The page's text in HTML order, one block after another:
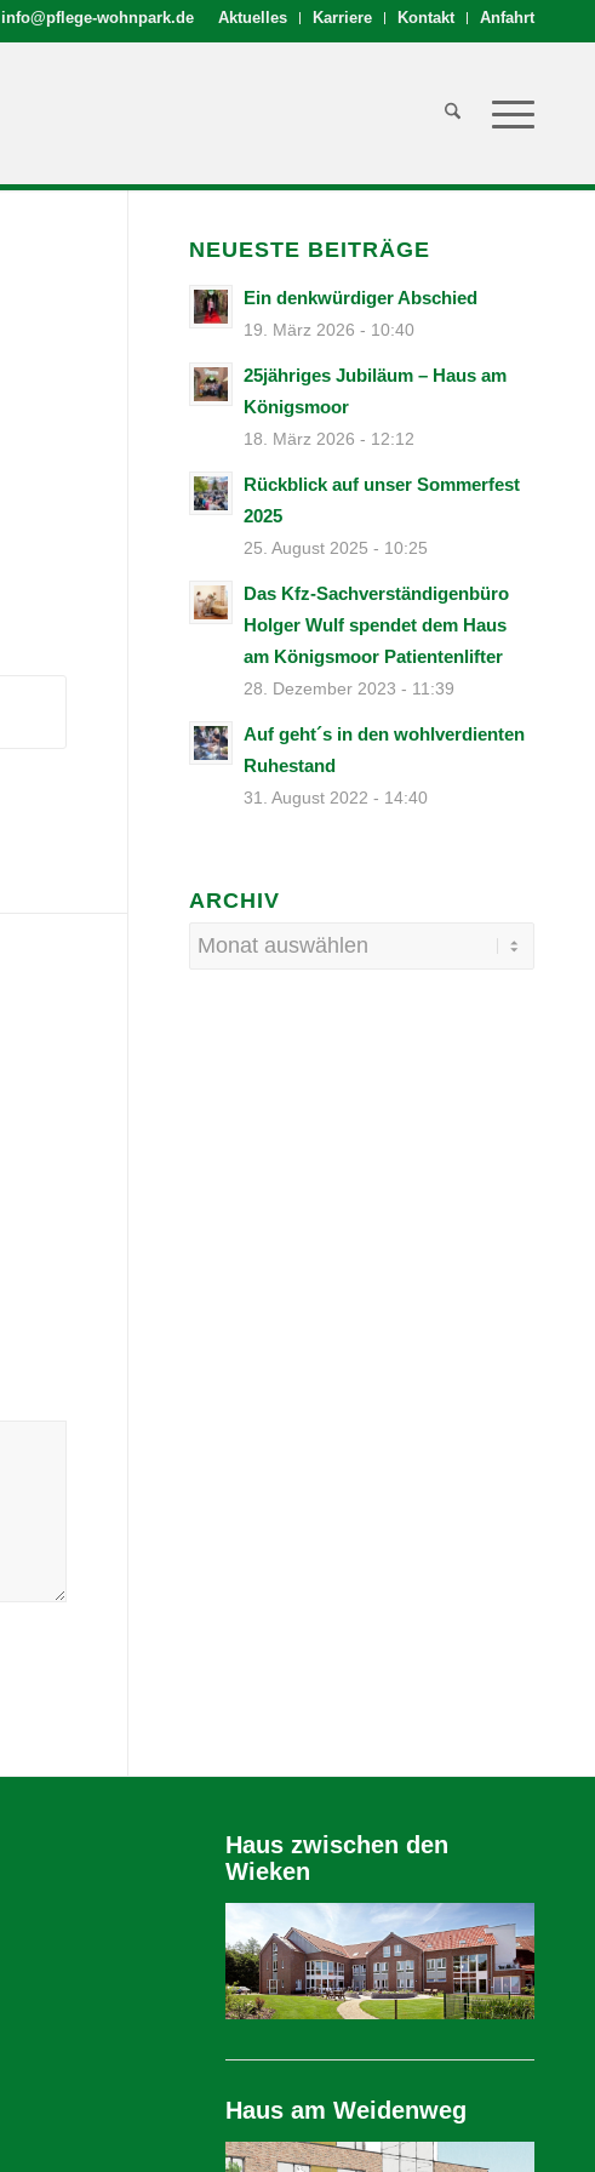
Aktuelles Karriere Kontakt Anfahrt
info@pflege-wohnpark.de
NEUESTE BEITRÄGE
Ein denkwürdiger Abschied
19. März 2026 - 10:40
25jähriges Jubiläum – Haus am
Königsmoor
18. März 2026 - 12:12
Rückblick auf unser Sommerfest
2025
25. August 2025 - 10:25
Das Kfz-Sachverständigenbüro
Holger Wulf spendet dem Haus
am Königsmoor Patientenlifter
28. Dezember 2023 - 11:39
Auf geht´s in den wohlverdienten
Ruhestand
31. August 2022 - 14:40
ARCHIV
Haus zwischen den
Wieken
Haus am Weidenweg